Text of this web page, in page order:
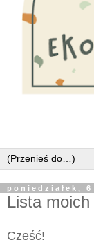
poniedziałek, 6
Lista
Cześć!